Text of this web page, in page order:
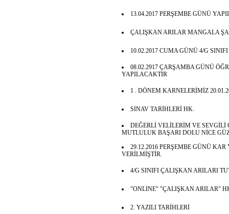
13.04.2017 PERŞEMBE GÜNÜ
ÇALIŞKAN ARILAR MANGALA
10.02.2017 CUMA GÜNÜ 4/G
08.02.2917 ÇARŞAMBA GÜNÜ
YAPILACAKTIR
1 . DÖNEM KARNELERİMİZ
SINAV TARİHLERİ HK.
DEĞERLİ VELİLERİM VE
MUTLULUK BAŞARI DOLU NİCE
29.12.2016 PERŞEMBE GÜNÜ
VERİLMİŞTİR.
4/G SINIFI ÇALIŞKAN ARILARI
"ONLINE" "ÇALIŞKAN ARILAR"
2. YAZILI TARİHLERİ